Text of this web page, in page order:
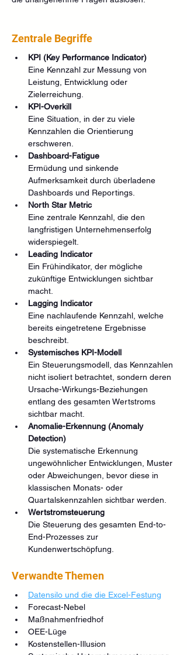
Zentrale Begriffe
KPI (Key Performance Indicator)
Eine Kennzahl zur Messung von
Leistung, Entwicklung oder
Zielerreichung.
KPI-Overkill
Eine Situation, in der zu viele
Kennzahlen die Orientierung
erschweren.
Dashboard-Fatigue
Ermüdung und sinkende
Aufmerksamkeit durch überladene
Dashboards und Reportings.
North Star Metric
Eine zentrale Kennzahl, die den
langfristigen Unternehmenserfolg
widerspiegelt.
Leading Indicator
Ein Frühindikator, der mögliche
zukünftige Entwicklungen sichtbar
macht.
Lagging Indicator
Eine nachlaufende Kennzahl, welche
bereits eingetretene Ergebnisse
beschreibt.
Systemisches KPI-Modell
Ein Steuerungsmodell, das Kennzahlen
nicht isoliert betrachtet, sondern deren
Ursache-Wirkungs-Beziehungen
entlang des gesamten Wertstroms
sichtbar macht.
Anomalie-Erkennung (Anomaly
Detection)
Die systematische Erkennung
ungewöhnlicher Entwicklungen, Muster
oder Abweichungen, bevor diese in
klassischen Monats- oder
Quartalskennzahlen sichtbar werden.
Wertstromsteuerung
Die Steuerung des gesamten End-to-
End-Prozesses zur
Kundenwertschöpfung.
Verwandte Themen
Datensilo und die die Excel-Festung
Forecast-Nebel
Maßnahmenfriedhof
OEE-Lüge
Kostenstellen-Illusion